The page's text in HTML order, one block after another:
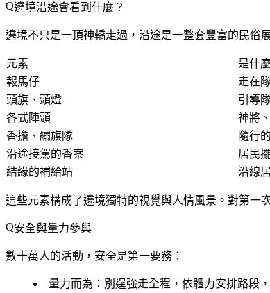
遶境沿途會看到什麼？
遶境不只是一頂神轎走過，沿途是一整套豐富的民俗
元素
是什麼
報馬仔
走在
頭旗、頭燈
引導
各式陣頭
神將
香擔、繡旗隊
隨行
沿途接駕的香案
居民
結緣的補給站
沿線
這些元素構成了遶境獨特的視覺與人情風景。對第一
安全與量力參與
數十萬人的活動，安全是第一要務：
量力而為 ：別逞強走全程，依體力安排路段